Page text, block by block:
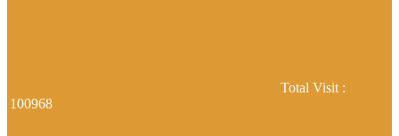
Total Visit :
100968